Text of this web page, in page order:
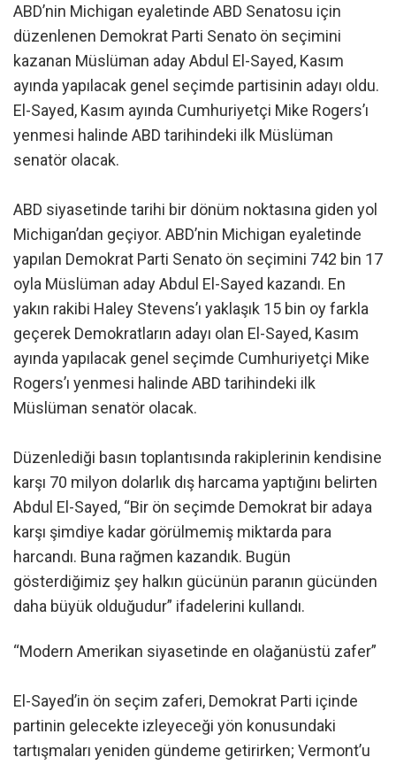
ABD’nin Michigan eyaletinde ABD Senatosu için
düzenlenen Demokrat Parti Senato ön seçimini
kazanan Müslüman aday Abdul El-Sayed, Kasım
ayında yapılacak genel seçimde partisinin adayı oldu.
El-Sayed, Kasım ayında Cumhuriyetçi Mike Rogers’ı
yenmesi halinde ABD tarihindeki ilk Müslüman
senatör olacak.
ABD siyasetinde tarihi bir dönüm noktasına giden yol
Michigan’dan geçiyor. ABD’nin Michigan eyaletinde
yapılan Demokrat Parti Senato ön seçimini 742 bin 17
oyla Müslüman aday Abdul El-Sayed kazandı. En
yakın rakibi Haley Stevens’ı yaklaşık 15 bin oy farkla
geçerek Demokratların adayı olan El-Sayed, Kasım
ayında yapılacak genel seçimde Cumhuriyetçi Mike
Rogers’ı yenmesi halinde ABD tarihindeki ilk
Müslüman senatör olacak.
Düzenlediği basın toplantısında rakiplerinin kendisine
karşı 70 milyon dolarlık dış harcama yaptığını belirten
Abdul El-Sayed, “Bir ön seçimde Demokrat bir adaya
karşı şimdiye kadar görülmemiş miktarda para
harcandı. Buna rağmen kazandık. Bugün
gösterdiğimiz şey halkın gücünün paranın gücünden
daha büyük olduğudur” ifadelerini kullandı.
“Modern Amerikan siyasetinde en olağanüstü zafer”
El-Sayed’in ön seçim zaferi, Demokrat Parti içinde
partinin gelecekte izleyeceği yön konusundaki
tartışmaları yeniden gündeme getirirken; Vermont’u